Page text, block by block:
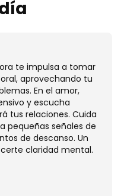
te impulsa a tomar
aprovechando tu
En el amor,
y escucha
tus relaciones. Cuida
pequeñas señales de
de descanso. Un
claridad mental.